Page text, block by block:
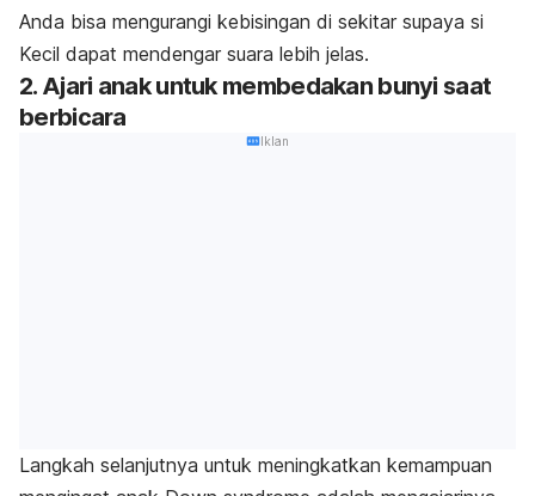
Anda bisa mengurangi kebisingan di sekitar supaya si
Kecil dapat mendengar suara lebih jelas.
2. Ajari anak untuk membedakan bunyi saat
berbicara
Iklan
Langkah selanjutnya untuk meningkatkan kemampuan